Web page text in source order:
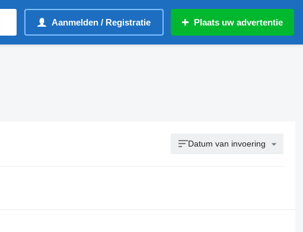
Aanmelden / Registratie Plaats uw advertentie
Datum van invoering